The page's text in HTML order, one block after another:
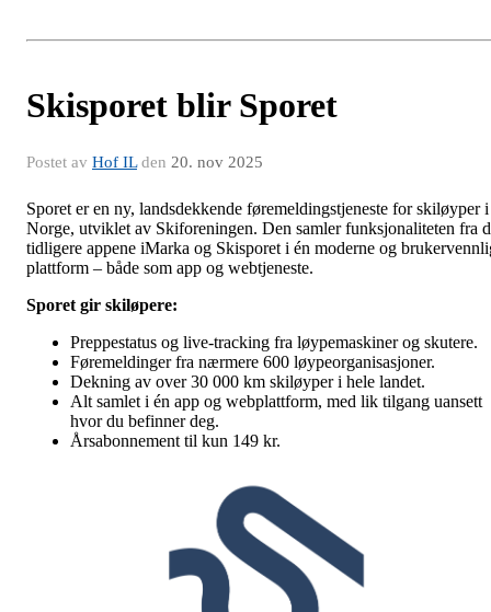
Skisporet blir Sporet
Postet av Hof ILden 20. nov 2025
Sporet er en ny, landsdekkende føremeldingstjeneste for skiløyper i
Norge, utviklet av Skiforeningen. Den samler funksjonaliteten fra
tidligere appene iMarka og Skisporet i én moderne og
plattform – både som app og webtjeneste.
Sporet gir skiløpere:
Preppestatus og live-tracking fra løypemaskiner og skutere.
Føremeldinger fra nærmere 600 løypeorganisasjoner.
Dekning av over 30 000 km skiløyper i hele landet.
Alt samlet i én app og webplattform, med lik tilgang uansett
hvor du befinner deg.
Årsabonnement til kun 149 kr.